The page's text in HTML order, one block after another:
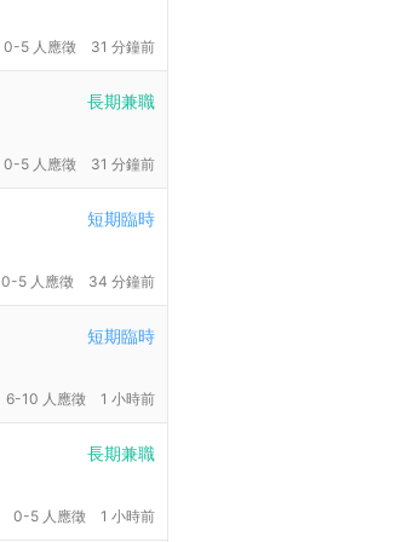
0-5 人應徵 31 分鐘前
長期兼職
0-5 人應徵 31 分鐘前
短期臨時
0-5 人應徵 34 分鐘前
短期臨時
6-10 人應徵 1 小時前
長期兼職
0-5 人應徵 1 小時前